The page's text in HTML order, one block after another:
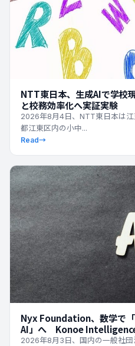
NTT東日本、生成AIで学校
と校務効率化へ実証実験
2026年8月4日、NTT東日本は
都江東区内の小中...
Read→
Nyx Foundation、数学で
AI」へ Konoe
2026年8月3日、国内の一般社団